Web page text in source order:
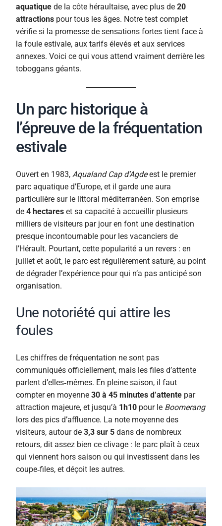
aquatique de la côte héraultaise, avec plus de 20
attractions pour tous les âges. Notre test complet
vérifie si la promesse de sensations fortes tient face à
la foule estivale, aux tarifs élevés et aux services
annexes. Voici ce qui vous attend vraiment derrière les
toboggans géants.
Un parc historique à
l’épreuve de la fréquentation
estivale
Ouvert en 1983, Aqualand Cap d’Agdeest le premier
parc aquatique d’Europe, et il garde une aura
particulière sur le littoral méditerranéen. Son emprise
de 4 hectares et sa capacité à accueillir plusieurs
milliers de visiteurs par jour en font une destination
presque incontournable pour les vacanciers de
l’Hérault. Pourtant, cette popularité a un revers : en
juillet et août, le parc est régulièrement saturé, au point
de dégrader l’expérience pour qui n’a pas anticipé son
organisation.
Une notoriété qui attire les
foules
Les chiffres de fréquentation ne sont pas
communiqués officiellement, mais les files d’attente
parlent d’elles‑mêmes. En pleine saison, il faut
compter en moyenne 30 à 45 minutes d’attente par
attraction majeure, et jusqu’à 1h10 pour le Boomerang
lors des pics d’affluence. La note moyenne des
visiteurs, autour de 3,3 sur 5 dans de nombreux
retours, dit assez bien ce clivage : le parc plaît à ceux
qui viennent hors saison ou qui investissent dans les
coupe‑files, et déçoit les autres.